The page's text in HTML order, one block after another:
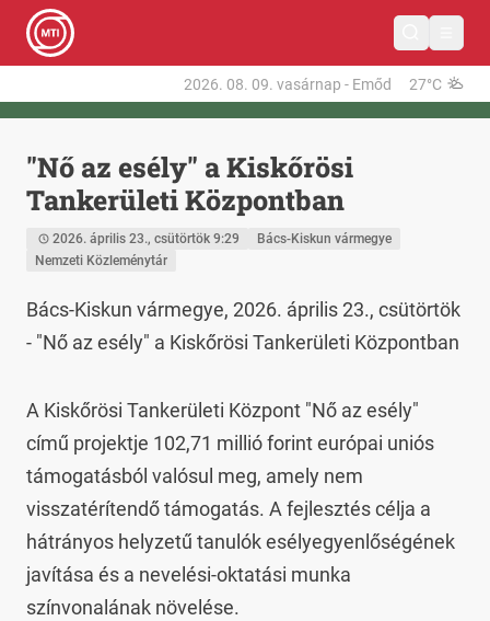
2026. 08. 09. vasárnap - Emőd 27°C
"Nő az esély" a Kiskőrösi
Tankerületi Központban
2026. április 23., csütörtök 9:29
Bács-Kiskun vármegye
Nemzeti Közleménytár
Bács-Kiskun vármegye, 2026. április 23., csütörtök
- "Nő az esély" a Kiskőrösi Tankerületi Központban
A Kiskőrösi Tankerületi Központ "Nő az esély"
című projektje 102,71 millió forint európai uniós
támogatásból valósul meg, amely nem
visszatérítendő támogatás. A fejlesztés célja a
hátrányos helyzetű tanulók esélyegyenlőségének
javítása és a nevelési-oktatási munka
színvonalának növelése.